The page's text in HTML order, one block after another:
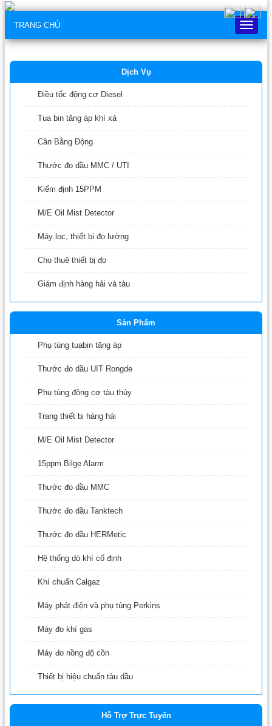
TRANG CHỦ
Trang
chủ
Dịch Vụ
Điều tốc động cơ Diesel
Tua bin tăng áp khí xả
Cân Bằng Động
Thước đo dầu MMC / UTI
Kiểm định 15PPM
M/E Oil Mist Detector
Máy lọc, thiết bị đo lường
Cho thuê thiết bị đo
Giám định hàng hải và tàu
Sản Phẩm
Phụ tùng tuabin tăng áp
Thước đo dầu UIT Rongde
Phụ tùng động cơ tàu thủy
Trang thiết bị hàng hải
M/E Oil Mist Detector
15ppm Bilge Alarm
Thước đo dầu MMC
Thước đo dầu Tanktech
Thước đo dầu HERMetic
Hệ thống dò khí cố định
Khí chuẩn Calgaz
Máy phát điện và phụ tùng Perkins
Máy đo khí gas
Máy đo nồng độ cồn
Thiết bị hiệu chuẩn tàu dầu
Hỗ Trợ Trực Tuyến